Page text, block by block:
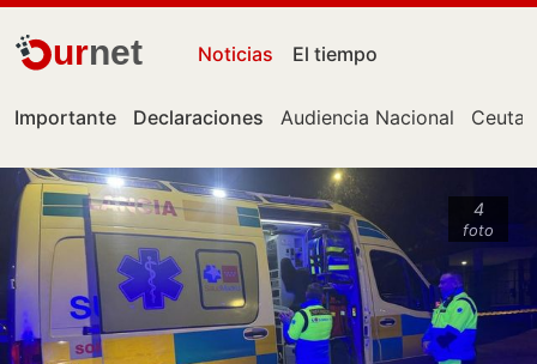
urnet Noticias El tiempo
Importante Declaraciones Audiencia Nacional Ceuta
4
foto